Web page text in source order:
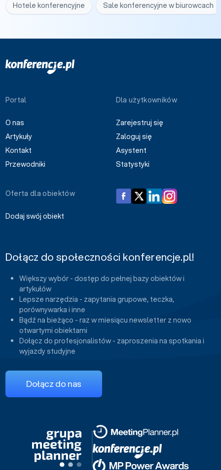
Hotele konferencyjne Sale konferencyjne w biurowcach
Portal
O nas
Artykuły
Kontakt
Przewodniki
Dla użytkowników
Zarejestruj się
Zaloguj się
Asystent
Statystyki
Oferta dla obiektów
Dodaj swój obiekt
Dołącz do społeczności konferencje.pl!
Większy wybór - dostęp do pełnej bazy obiektów i
artykułów
Lepsze narzędzia - zapytania grupowe, teczka,
porównywarka i inne
Bądź na bieżąco - raz w miesiącu newsletter z nowo
otwartymi obiektami
Dołącz do profesjonalistów - zaproszenia na spotkania i
wyjazdy studyjne
Dołącz do nas